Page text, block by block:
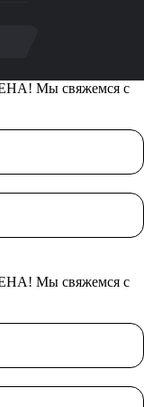
Мы свяжемся с
Мы свяжемся с